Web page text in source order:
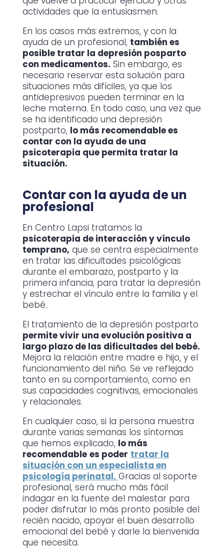
actividades que la entusiasmen.
En los casos más extremos, y con la
ayuda de un profesional, también es
posible tratar la depresión posparto
con medicamentos. Sin embargo, es
necesario reservar esta solución para
situaciones más difíciles, ya que los
antidepresivos pueden terminar en la
leche materna. En todo caso, una vez que
se ha identificado una depresión
postparto, lo más recomendable es
contar con la ayuda de una
psicoterapia que permita tratar la
situación.
Contar con la ayuda de un
profesional
En Centro Lapsi tratamos la
psicoterapia de interacción y vínculo
temprano, que se centra especialmente
en tratar las dificultades psicológicas
durante el embarazo, postparto y la
primera infancia, para tratar la depresión
y estrechar el vínculo entre la familia y el
bebé.
El tratamiento de la depresión postparto
permite vivir una evolución positiva a
largo plazo de las dificultades del bebé.
Mejora la relación entre madre e hijo, y el
funcionamiento del niño. Se ve reflejado
tanto en su comportamiento, como en
sus capacidades cognitivas, emocionales
y relacionales.
En cualquier caso, si la persona muestra
durante varias semanas los síntomas
que hemos explicado, lo más
recomendable es poder tratar la
situación con un especialista en
psicología perinatal. Gracias al soporte
profesional, será mucho más fácil
indagar en la fuente del malestar para
poder disfrutar lo más pronto posible del
recién nacido, apoyar el buen desarrollo
emocional del bebé y darle la bienvenida
que necesita.